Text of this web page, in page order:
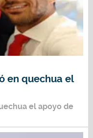
en quechua el
el apoyo de